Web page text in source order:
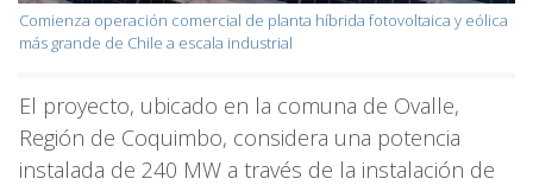
Comienza operación comercial de planta híbrida fotovoltaica y eólica
más grande de Chile a escala industrial
El proyecto, ubicado en la comuna de Ovalle,
Región de Coquimbo, considera una potencia
instalada de 240 MW a través de la instalación de